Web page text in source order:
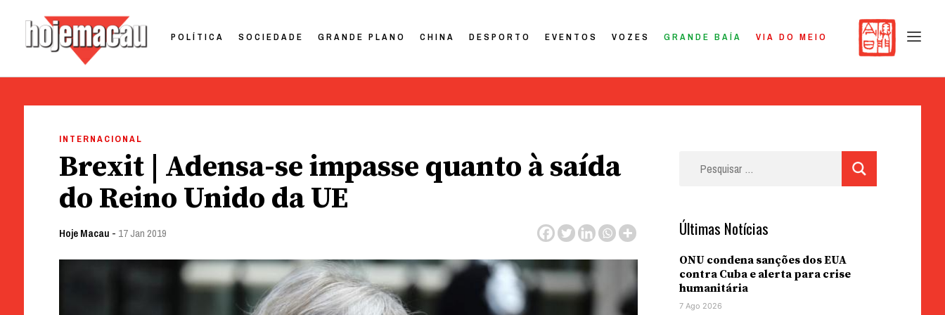
POLÍTICA SOCIEDADE GRANDE PLANO CHINA DESPORTO EVENTOS VOZES GRANDE BAÍA VIA DO MEIO
INTERNACIONAL
Brexit | Adensa-se impasse quanto à saída
do Reino Unido da UE
Hoje Macau - 17 Jan 2019 Últimas Notícias
ONU condena sanções dos EUA
contra Cuba e alerta para crise
humanitária
7 Ago 2026